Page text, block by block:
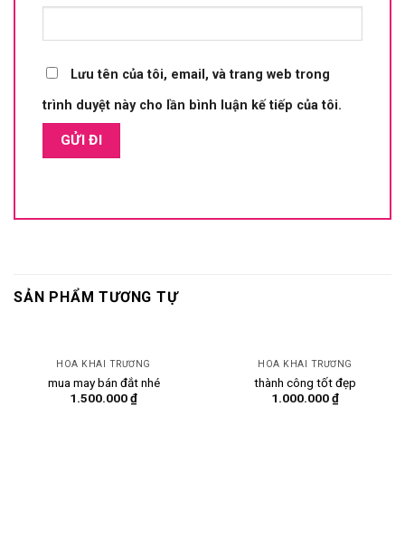
Lưu tên của tôi, email, và trang web trong
trình duyệt này cho lần bình luận kế tiếp của tôi.
SẢN PHẨM TƯƠNG TỰ
HOA KHAI TRƯƠNG
mua may bán đắt nhé
1.500.000₫
HOA KHAI TRƯƠNG
thành công tốt đẹp
1.000.000₫